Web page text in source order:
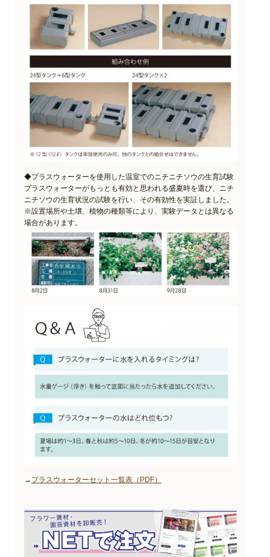
◆プラスウォーターを使用した温室でのニチニチソウの生育試験
プラスウォーターがもっとも有効と思われる盛夏時を選び、ニチ
ニチソウの生育状況の試験を行い、その有効性を実証しました。
※設置場所や土壌、植物の種類等により、実験データとは異なる
場合があります。
→ プラスウォーターセット一覧表（PDF）